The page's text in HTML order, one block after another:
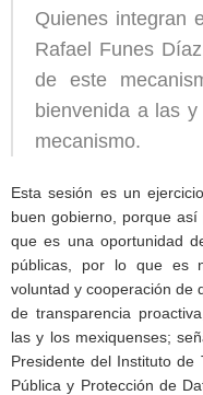
Quienes integran
Rafael Funes
de este
bienvenida a las
mecanismo.
Esta sesión es un
buen gobierno, porque
que es una oportunidad
públicas, por lo que es
voluntad y cooperación de
de transparencia
las y los mexiquenses;
Presidente del Instituto de
Pública y Protección de